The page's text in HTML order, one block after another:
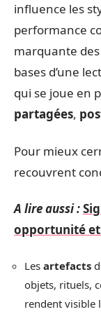
influence les
performance
marquante des
bases d’une
qui se joue en
partagées,
Pour mieux
recouvrent
A lire aussi :
opportunité et
Les artefacts
objets, rituels,
rendent visible